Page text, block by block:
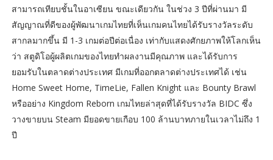
สามารถเทียบชั้นในอาเซียน ขณะเดียวกัน ในช่วง 3 ปีที่ผ่านมา มี
สัญญาณที่ดีของผู้พัฒนาเกมไทยที่เห็นเกมคนไทยได้รับรางวัลระดับ
สากลมากขึ้น มี 1-3 เกมต่อปีต่อเนื่อง เท่ากับแสดงศักยภาพให้โลกเห็น
ว่า สตูดิโอผู้ผลิตเกมของไทยทำผลงานมีคุณภาพ และได้รับการ
ยอมรับในตลาดต่างประเทศ มีเกมที่ออกตลาดต่างประเทศได้ เช่น
Home Sweet Home, TimeLie, Fallen Knight และ Bounty Brawl
หรืออย่าง Kingdom Reborn เกมไทยล่าสุดที่ได้รับรางวัล BIDC ซึ่ง
วางขายบน Steam มียอดขายเกือบ 100 ล้านบาทภายในเวลาไม่ถึง 1
ปี